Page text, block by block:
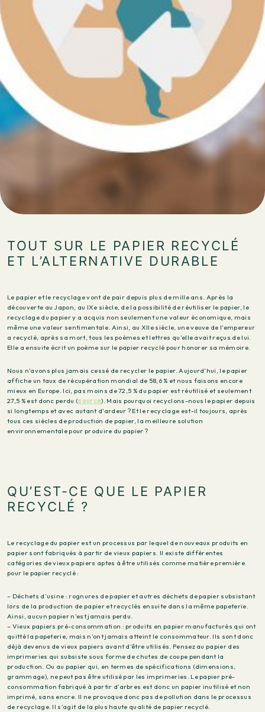
TOUT SUR LE PAPIER RECYCLÉ
ET L’ALTERNATIVE DURABLE
Le papier et le recyclage vont de pair depuis plus de mille ans. Après la
découverte au Japon, au IXe siècle, de la possibilité de réutiliser le papier, le
recyclage du papier y a acquis non seulement une valeur économique, mais
même une valeur sentimentale. Ainsi, au XIIe siècle, une veuve de l’empereur
a recyclé, après sa mort, tous les poèmes et lettres qu’elle avait reçus de lui.
Elle a ensuite écrit un poème sur le papier recyclé pour honorer sa mémoire.
Nous n’avons plus jamais cessé de recycler le papier. Aujourd’hui, le papier
affiche un taux de récupération mondial de 58,6 % et nous faisons encore
mieux en Europe. Ici, pas moins de 72,5 % du papier est réutilisé et seulement
27,5 % est donc perdu (source). Mais pourquoi recyclons-nous le papier depuis
si longtemps et avec autant d’ardeur ? Et le recyclage est-il toujours, après
tous ces siècles de production de papier, la meilleure solution
environnementale pour produire du papier ?
QU’EST-CE QUE LE PAPIER
RECYCLÉ ?
Le recyclage du papier est un processus par lequel de nouveaux produits en
papier sont fabriqués à partir de vieux papiers. Il existe différentes
catégories de vieux papiers aptes à être utilisés comme matière première
pour le papier recyclé :
– Déchets d’usine : rognures de papier et autres déchets de papier subsistant
lors de la production de papier et recyclés ensuite dans la même papeterie.
Ainsi, aucun papier n’est jamais perdu.
– Vieux papiers pré-consommation : produits en papier manufacturés qui ont
quitté la papeterie, mais n’ont jamais atteint le consommateur. Ils sont donc
déjà devenus de vieux papiers avant d’être utilisés. Pensez au papier des
imprimeries qui subsiste sous forme de chutes de coupe pendant la
production. Ou au papier qui, en termes de spécifications (dimensions,
grammage), ne peut pas être utilisé par les imprimeries. Le papier pré-
consommation fabriqué à partir d’arbres est donc un papier inutilisé et non
imprimé, sans encre. Il ne provoque donc pas de pollution dans le processus
de recyclage. Il s’agit de la plus haute qualité de papier recyclé.